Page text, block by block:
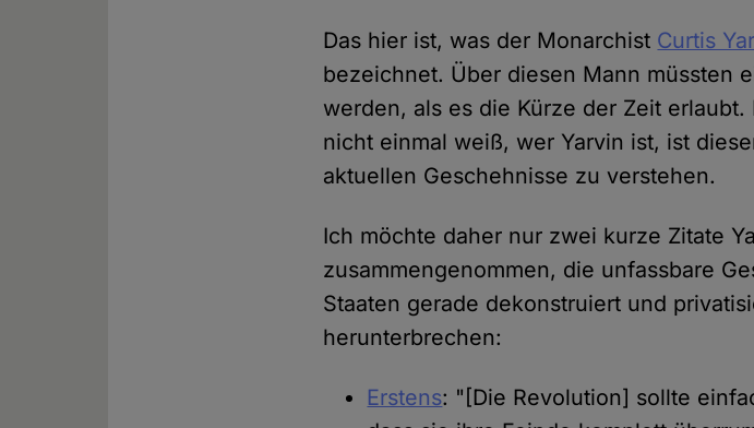
Das hier ist, was der Monarchist Curtis
bezeichnet. Über diesen Mann müssten
werden, als es die Kürze der Zeit
nicht einmal weiß, wer Yarvin ist, ist
aktuellen Geschehnisse zu verstehen.
Ich möchte daher nur zwei kurze Zitate
zusammengenommen, die unfassbare
Staaten gerade dekonstruiert und
herunterbrechen:
Erstens: "[Die Revolution] sollte